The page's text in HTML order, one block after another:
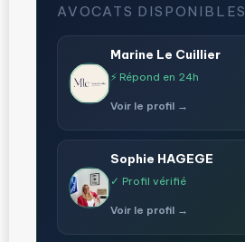
AVOCATS DISPONIBLES
Marine Le Cuillier
⚡ Répond en 24h
Voir le profil →
Sophie HAGEGE
✓ Profil vérifié
Voir le profil →